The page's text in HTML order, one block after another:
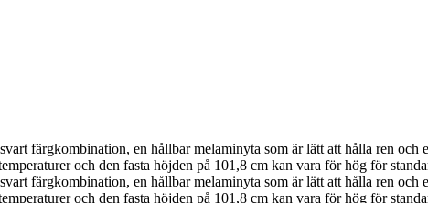
färgkombination, en hållbar melaminyta som är lätt att hålla ren och
och den fasta höjden på 101,8 cm kan vara för hög för
färgkombination, en hållbar melaminyta som är lätt att hålla ren och
och den fasta höjden på 101,8 cm kan vara för hög för